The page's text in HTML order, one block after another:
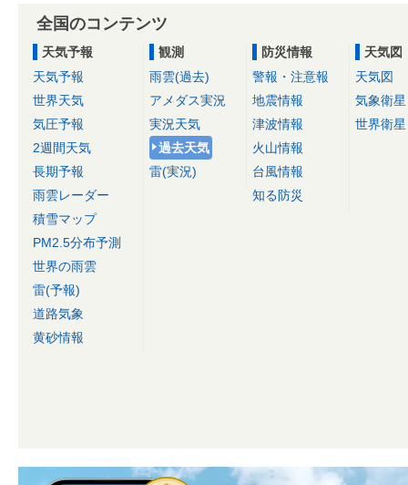
全国のコンテンツ
天気予報
天気予報
世界天気
気圧予報
2週間天気
長期予報
雨雲レーダー
積雪マップ
PM2.5分布予測
世界の雨雲
雷(予報)
道路気象
黄砂情報
観測
雨雲(過去)
アメダス実況
実況天気
過去天気
雷(実況)
防災情報
警報・注意報
地震情報
津波情報
火山情報
台風情報
知る防災
天気図
天気図
気象衛星
世界衛星